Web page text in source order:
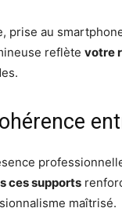
prise au
reflète votre
ces supports
maîtrisé.